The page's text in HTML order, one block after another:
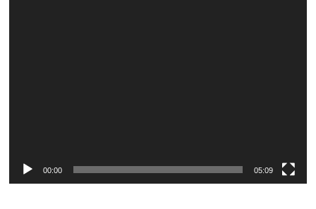
00:00 05:09